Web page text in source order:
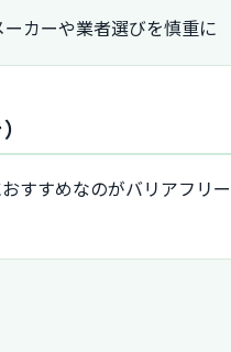
カーや業者選びを慎重に
すすめなのがバリアフリ